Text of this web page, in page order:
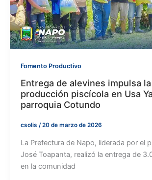
Fomento Productivo
Entrega de alevines impulsa la
producción piscícola en Usa
parroquia Cotundo
csolis /20 de marzo de 2026
La Prefectura de Napo, liderada por el
José Toapanta, realizó la entrega de
en la comunidad